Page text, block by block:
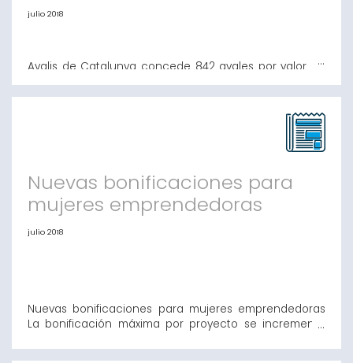
julio 2018
Avalis de Catalunya concede 842 avales por valor de
semestre Más de 127 millones de euros de
financiación han llegado a pymes y autónomos en los
seis primeros meses del año al compartir las
operaciones con las entidades financieras En su firme
Nuevas bonificaciones para
mujeres emprendedoras
julio 2018
Nuevas bonificaciones para mujeres emprendedoras
La bonificación máxima por proyecto se incrementa
línea para las mujeres empresarias y emprendedoras